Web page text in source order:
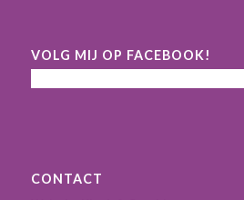
VOLG MIJ OP FACEBOOK!
CONTACT